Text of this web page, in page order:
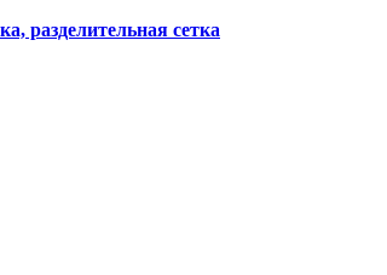
разделительная сетка